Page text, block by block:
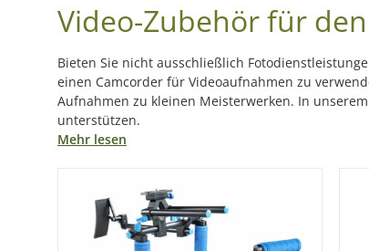
Video-Zubehör für
Bieten Sie nicht ausschließlich
einen Camcorder für Videoaufnahmen zu
Aufnahmen zu kleinen Meisterwerken. In
unterstützen.
Mehr lesen